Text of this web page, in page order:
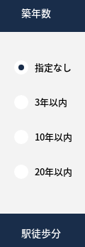
築年数
指定なし
3年以内
10年以内
20年以内
駅徒歩分